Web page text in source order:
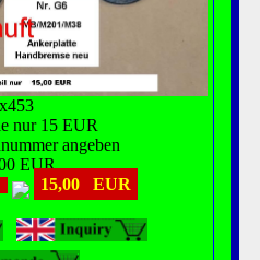
x453
nur 15 EUR
angeben
EUR
15,00 EUR